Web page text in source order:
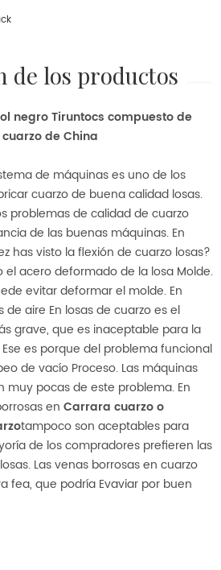
de los productos
negro Tiruntocs compuesto de
de China
de máquinas es uno de los
cuarzo de buena calidad losas.
problemas de calidad de cuarzo
de las buenas máquinas. En
has visto la flexión de cuarzo losas?
acero deformado de la losa Molde.
evitar deformar el molde. En
aire En losas de cuarzo es el
grave, que es inaceptable para la
es porque del problema funcional
de vacío Proceso. Las máquinas
pocas de este problema. En
en Carrara cuarzo o
tampoco son aceptables para
de los compradores prefieren las
Las venas borrosas en cuarzo
fea, que podría Evaviar por buen